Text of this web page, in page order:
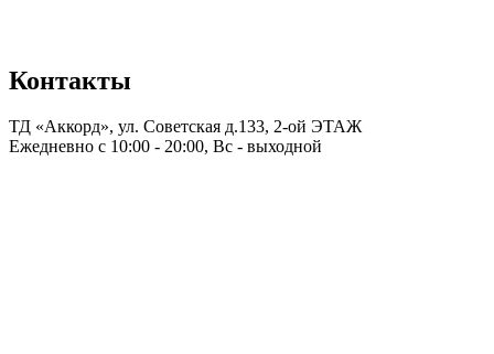
Контакты
ТД «Аккорд», ул. Советская д.133, 2-ой ЭТАЖ
Ежедневно с 10:00 - 20:00, Вс - выходной